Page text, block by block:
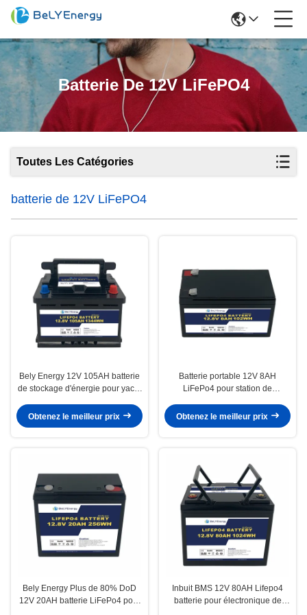
Batterie De 12V LiFePO4
Toutes Les Catégories
batterie de 12V LiFePO4
Bely Energy 12V 105AH batterie
de stockage d'énergie pour yacht
Obtenez le meilleur prix
Batterie portable 12V 8AH
LiFePo4 pour station de
tourisme
Obtenez le meilleur prix
Bely Energy Plus de 80% DoD
12V 20AH batterie LiFePo4 pour
Inbuit BMS 12V 80AH Lifepo4
batterie pour électronique de